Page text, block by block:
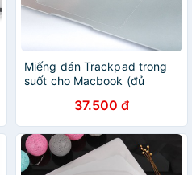
Miếng dán Trackpad trong
suốt cho Macbook (đủ
37.500 đ